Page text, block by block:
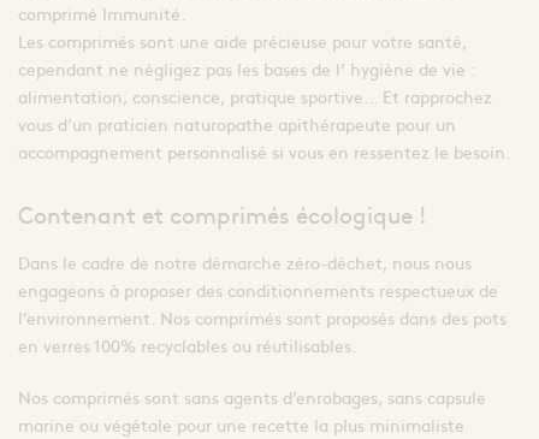
comprimé Immunité.
Les comprimés sont une aide précieuse pour votre santé,
cependant ne négligez pas les bases de l’ hygiène de vie :
alimentation, conscience, pratique sportive… Et rapprochez
vous d’un praticien naturopathe apithérapeute pour un
accompagnement personnalisé si vous en ressentez le besoin.
Contenant et comprimés écologique !
Dans le cadre de notre démarche zéro-déchet, nous nous
engageons à proposer des conditionnements respectueux de
l’environnement. Nos comprimés sont proposés dans des pots
en verres 100% recyclables ou réutilisables.
Nos comprimés sont sans agents d’enrobages, sans capsule
marine ou végétale pour une recette la plus minimaliste